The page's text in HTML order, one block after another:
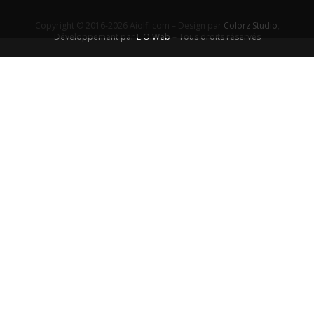
Colorz Studio
Développement par L.O.Web – Tous droits réservés